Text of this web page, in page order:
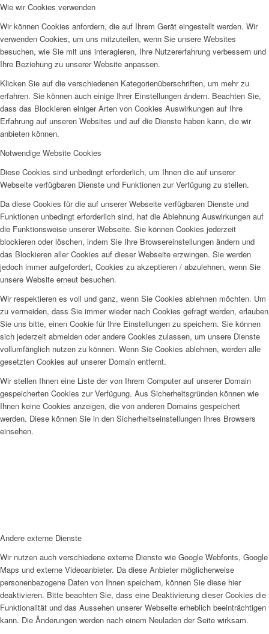
Wie wir Cookies verwenden
Wir können Cookies anfordern, die auf Ihrem Gerät eingestellt werden. Wir
verwenden Cookies, um uns mitzuteilen, wenn Sie unsere Websites
besuchen, wie Sie mit uns interagieren, Ihre Nutzererfahrung verbessern und
Ihre Beziehung zu unserer Website anpassen.
Klicken Sie auf die verschiedenen Kategorienüberschriften, um mehr zu
erfahren. Sie können auch einige Ihrer Einstellungen ändern. Beachten Sie,
dass das Blockieren einiger Arten von Cookies Auswirkungen auf Ihre
Erfahrung auf unseren Websites und auf die Dienste haben kann, die wir
anbieten können.
Notwendige Website Cookies
Diese Cookies sind unbedingt erforderlich, um Ihnen die auf unserer
Webseite verfügbaren Dienste und Funktionen zur Verfügung zu stellen.
Da diese Cookies für die auf unserer Webseite verfügbaren Dienste und
Funktionen unbedingt erforderlich sind, hat die Ablehnung Auswirkungen auf
die Funktionsweise unserer Webseite. Sie können Cookies jederzeit
blockieren oder löschen, indem Sie Ihre Browsereinstellungen ändern und
das Blockieren aller Cookies auf dieser Webseite erzwingen. Sie werden
jedoch immer aufgefordert, Cookies zu akzeptieren / abzulehnen, wenn Sie
unsere Website erneut besuchen.
Wir respektieren es voll und ganz, wenn Sie Cookies ablehnen möchten. Um
zu vermeiden, dass Sie immer wieder nach Cookies gefragt werden, erlauben
Sie uns bitte, einen Cookie für Ihre Einstellungen zu speichern. Sie können
sich jederzeit abmelden oder andere Cookies zulassen, um unsere Dienste
vollumfänglich nutzen zu können. Wenn Sie Cookies ablehnen, werden alle
gesetzten Cookies auf unserer Domain entfernt.
Wir stellen Ihnen eine Liste der von Ihrem Computer auf unserer Domain
gespeicherten Cookies zur Verfügung. Aus Sicherheitsgründen können wie
Ihnen keine Cookies anzeigen, die von anderen Domains gespeichert
werden. Diese können Sie in den Sicherheitseinstellungen Ihres Browsers
einsehen.
Andere externe Dienste
Wir nutzen auch verschiedene externe Dienste wie Google Webfonts, Google
Maps und externe Videoanbieter. Da diese Anbieter möglicherweise
personenbezogene Daten von Ihnen speichern, können Sie diese hier
deaktivieren. Bitte beachten Sie, dass eine Deaktivierung dieser Cookies die
Funktionalität und das Aussehen unserer Webseite erheblich beeinträchtigen
kann. Die Änderungen werden nach einem Neuladen der Seite wirksam.